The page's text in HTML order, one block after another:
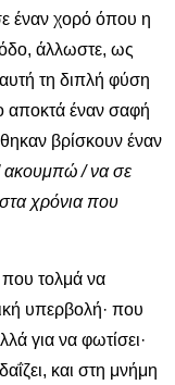
έναν χορό όπου η
άλλωστε, ως
τη διπλή φύση
αποκτά έναν σαφή
βρίσκουν έναν
ακουμπώ / να σε
χρόνια που
που τολμά να
υπερβολή· που
για να φωτίσει·
και στη μνήμη